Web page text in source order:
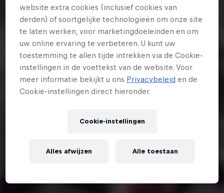
website extra cookies (inclusief cookies van
derden) of soortgelijke technologieën om onze site
te laten werken, voor marketingdoeleinden en om
uw online ervaring te verbeteren. U kunt uw
toestemming te allen tijde intrekken via de Cookie-
instellingen in de voettekst van de website. Voor
meer informatie bekijkt u ons Privacybeleid en de
Cookie-instellingen direct hieronder.
Cookie-instellingen
Alles afwijzen Alle toestaan